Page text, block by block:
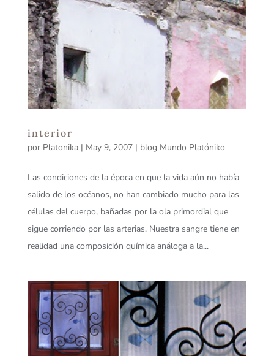
interior
por Platonika| May 9, 2007| blog Mundo Platóniko
Las condiciones de la época en que la vida aún no había
salido de los océanos, no han cambiado mucho para las
células del cuerpo, bañadas por la ola primordial que
sigue corriendo por las arterias. Nuestra sangre tiene en
realidad una composición química análoga a la...